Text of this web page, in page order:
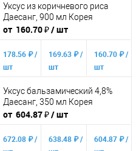
Уксус из коричневого риса
Даесанг, 900 мл Корея
от 160.70 ₽/ шт
178.56 ₽ /
шт
₽
169.63 ₽ /
шт
₽
160.70 ₽ /
шт
₽
Конечная стоимость позиции
Уксус бальзамический 4,8%
Даесанг, 350 мл Корея
от 604.87 ₽/ шт
672.08 ₽ /
638.48 ₽ /
604.87 ₽ /